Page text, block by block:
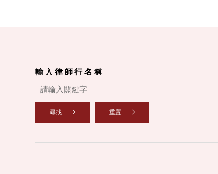
輸 入 律 師 行 名 稱
尋找 重置